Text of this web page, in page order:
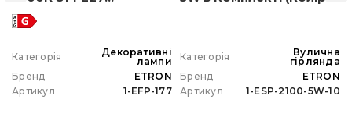
позолочене скло
Категорія
Декоративні
лампи
Бренд
ETRON
Артикул
1-EFP-177
Категорія
Вулична
гірлянда
Бренд
ETRON
Артикул
1-ESP-2100-5W-10